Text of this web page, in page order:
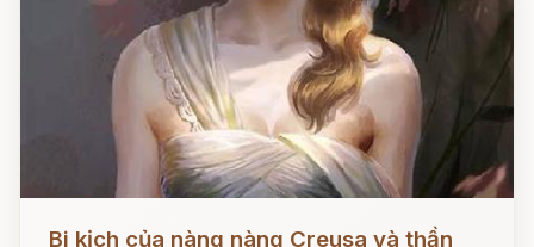
Bi kịch của nàng nàng Creusa và thần